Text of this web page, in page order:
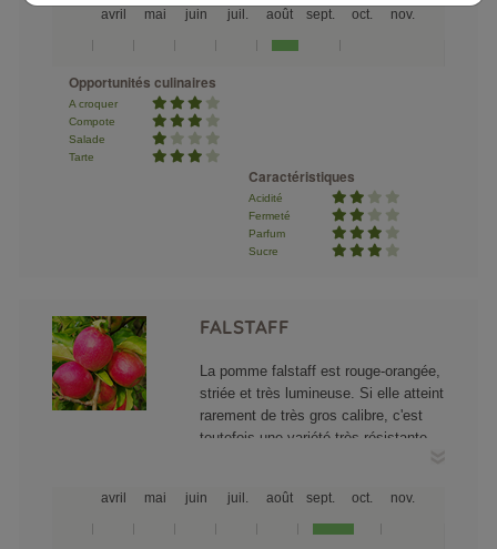
apprécie apporte une note de
fraîcheur. Cette variété de pomme
ne présente pas d'intérêt quand arrive
déjà tous les grands crus traditionnels
parmi lesquels il faut choisir (Elstar,
Gala, Reine des reinettes, Cox).
avril mai juin juil. août sept. oct. nov.
Opportunités culinaires
A croquer
Compote
Salade
Tarte
Caractéristiques
Acidité
Fermeté
Parfum
Sucre
FALSTAFF
La pomme falstaff est rouge-orangée,
striée et très lumineuse. Si elle atteint
rarement de très gros calibre, c'est
toutefois une variété très résistante
et fine et fondante à maturité. Elle se
cueille fin septembre et se conserve
avril mai juin juil. août sept. oct. nov.